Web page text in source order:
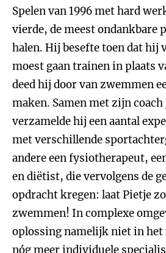
Spelen van 1996 met hard
vierde, de meest ondankbare
halen. Hij besefte toen dat hij
moest gaan trainen in plaats
deed hij door van zwemmen
maken. Samen met zijn coach
verzamelde hij een aantal
met verschillende
andere een fysiotherapeut,
en diëtist, die vervolgens de
opdracht kregen: laat Pietje
zwemmen! In complexe
oplossing namelijk niet in het
nóg meer individuele